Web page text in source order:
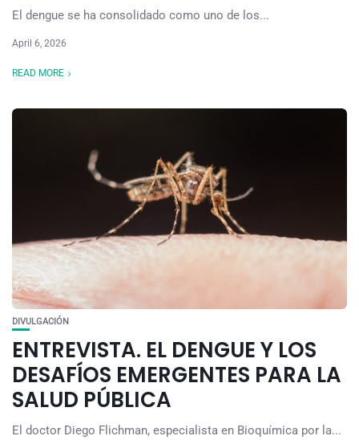
El dengue se ha consolidado como uno de los...
April 6, 2026
READ MORE
DIVULGACIÓN
ENTREVISTA. EL DENGUE Y LOS
DESAFÍOS EMERGENTES PARA LA
SALUD PÚBLICA
El doctor Diego Flichman, especialista en Bioquímica por la...